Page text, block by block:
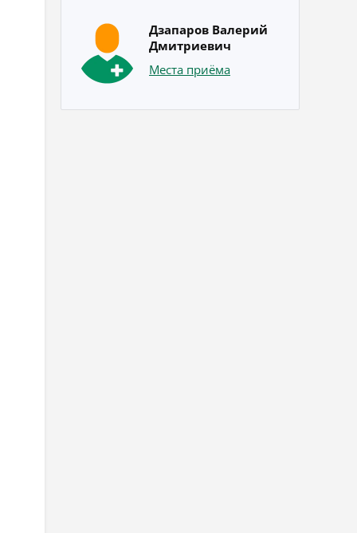
Дзапаров Валерий
Дмитриевич
Места приёма